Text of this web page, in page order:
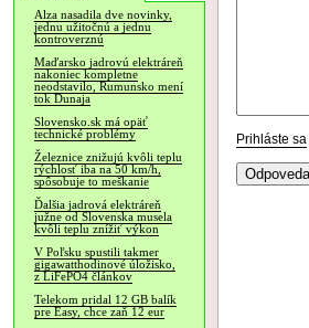
Alza nasadila dve novinky,
jednu užitočnú a jednu
kontroverznú
Maďarsko jadrovú elektráreň
nakoniec kompletne
neodstavilo, Rumunsko mení
tok Dunaja
Slovensko.sk má opäť
technické problémy
Železnice znižujú kvôli teplu
rýchlosť iba na 50 km/h,
spôsobuje to meškanie
Ďalšia jadrová elektráreň
južne od Slovenska musela
kvôli teplu znížiť výkon
V Poľsku spustili takmer
gigawatthodinové úložisko,
z LiFePO4 článkov
Telekom pridal 12 GB balík
pre Easy, chce zaň 12 eur
Prihláste sa